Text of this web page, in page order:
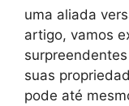
uma aliada
artigo, vamos
suas
pode até